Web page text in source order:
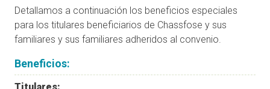
Detallamos a continuación los beneficios especiales
para los titulares beneficiarios de Chassfose y sus
familiares y sus familiares adheridos al convenio.
Beneficios: